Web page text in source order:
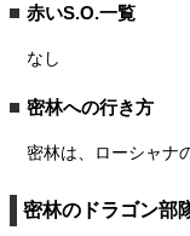
赤いS.O.一覧
なし
密林への行き方
密林は、ローシャナ
密林のドラゴン部